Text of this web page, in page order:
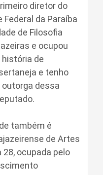
diretor do
da Paraíba
de Filosofia
e ocupou
de
e tenho
dessa
também é
de Artes
28, ocupada pelo